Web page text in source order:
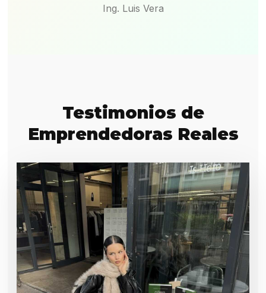
Ing. Luis Vera
Testimonios de
Emprendedoras Reales